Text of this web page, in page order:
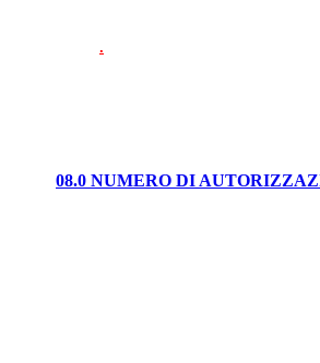
.
08.0 NUMERO DI